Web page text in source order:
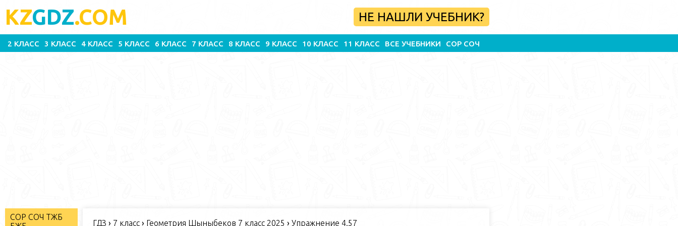
KZGDZ.COM НЕ НАШЛИ УЧЕБНИК?
2 КЛАСС 3 КЛАСС 4 КЛАСС 5 КЛАСС 6 КЛАСС 7 КЛАСС 8 КЛАСС 9 КЛАСС 10 КЛАСС 11 КЛАСС ВСЕ УЧЕБНИКИ СОР СОЧ
СОР СОЧ ТЖБ
ГДЗ › 7 класс› Геометрия Шыныбеков 7 класс 2025 › Упражнение 4.57